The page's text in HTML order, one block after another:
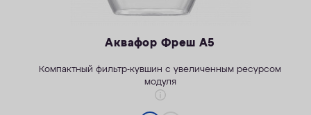
Аквафор Фреш А5
Компактный фильтр-кувшин с увеличенным ресурсом
модуля